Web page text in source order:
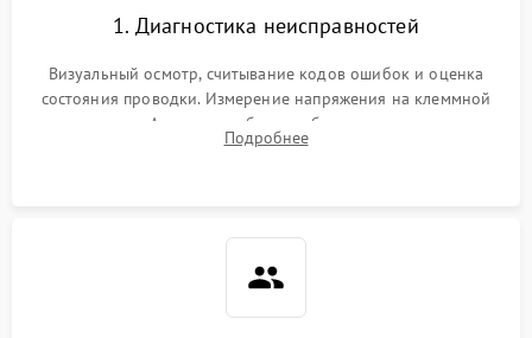
1. Диагностика неисправностей
Визуальный осмотр, считывание кодов ошибок и оценка
состояния проводки. Измерение напряжения на клеммной
колодке. Анализ жалоб на проблемы с нагревом,
конвекцией, панелью управления или блокировкой дверцы.
Подробнее